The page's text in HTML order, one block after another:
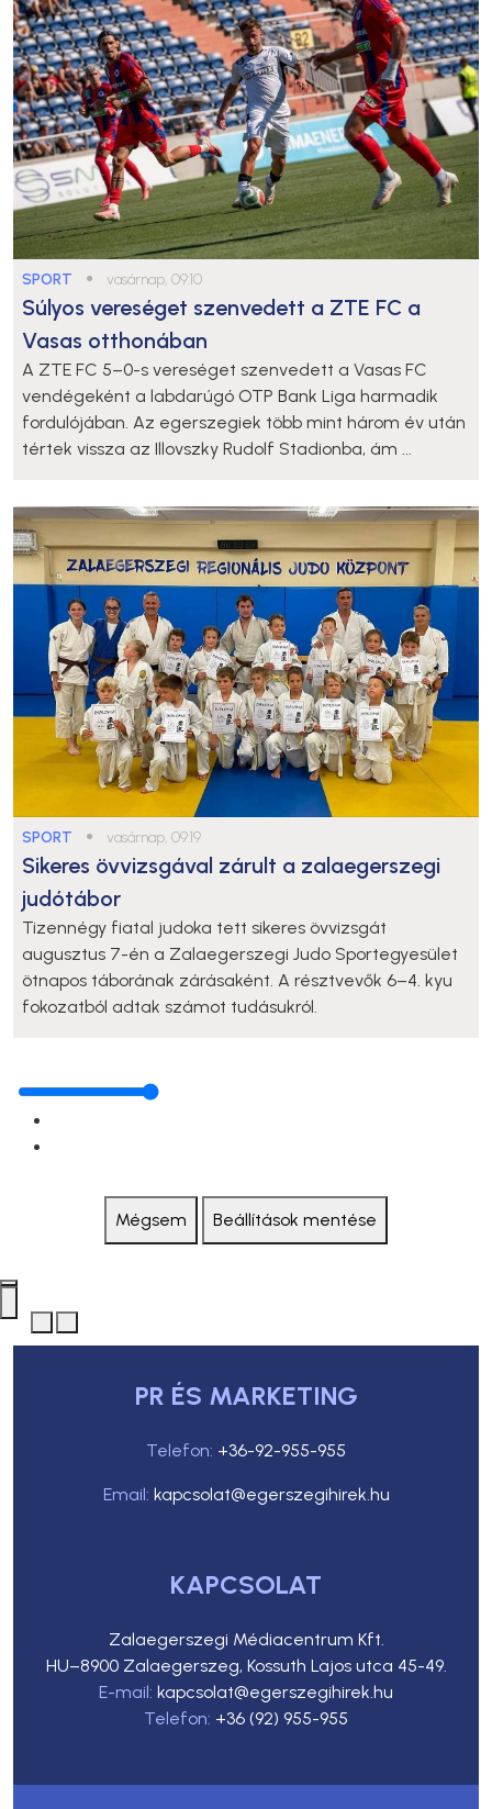
SPORT ● vasárnap, 09:10
Súlyos vereséget szenvedett a ZTE FC a
Vasas otthonában
A ZTE FC 5–0-s vereséget szenvedett a Vasas FC
vendégeként a labdarúgó OTP Bank Liga harmadik
fordulójában. Az egerszegiek több mint három év után
tértek vissza az Illovszky Rudolf Stadionba, ám ...
SPORT ● vasárnap, 09:19
Sikeres övvizsgával zárult a zalaegerszegi
judótábor
Tizennégy fiatal judoka tett sikeres övvizsgát
augusztus 7-én a Zalaegerszegi Judo Sportegyesület
ötnapos táborának zárásaként. A résztvevők 6–4. kyu
fokozatból adtak számot tudásukról.
Mégsem Beállítások mentése
PR ÉS MARKETING
Telefon: +36-92-955-955
Email: kapcsolat@egerszegihirek.hu
KAPCSOLAT
Zalaegerszegi Médiacentrum Kft.
HU–8900 Zalaegerszeg, Kossuth Lajos utca 45-49.
E-mail: kapcsolat@egerszegihirek.hu
Telefon: +36 (92) 955-955